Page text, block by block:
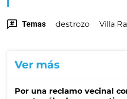
Temas destrozo Villa
Ver más
Por una reclamo vecinal